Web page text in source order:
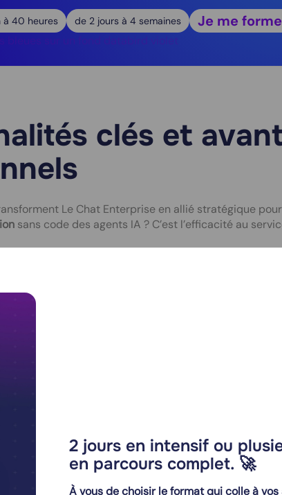
2 jours en intensif ou
en parcours complet. 🚀
À vous de choisir le format qui colle à
à 40 heures de 2 jours à 4 semaines Je me
clés et
Le Chat Enterprise en allié stratégique
sans code des agents IA ? C’est l’efficacité au
sans code pour adapter l’intelligence
répétitives
comme la gestion de documents ou le
avec les outils professionnels (Google Drive,
cloud privé avec contrôle d’accès renforcé pour
aux tâches routinières avec des agents IA
bases de données ou encore l’analyse de
par seconde, soit 8 fois moins cher que ses rivaux.
un gain de temps estimé à 30% sur les